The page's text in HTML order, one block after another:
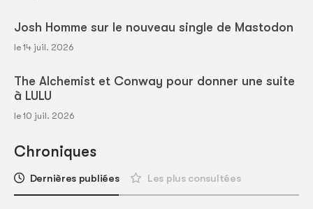
Josh Homme sur le nouveau single de Mastodon
le 14 juil. 2026
The Alchemist et Conway pour donner une suite
à LULU
le 10 juil. 2026
Chroniques
Dernières publiées Les plus consultées